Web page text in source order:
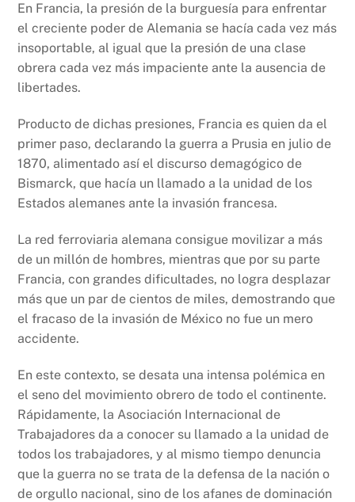
En Francia, la presión de la burguesía para enfrentar
el creciente poder de Alemania se hacía cada vez más
insoportable, al igual que la presión de una clase
obrera cada vez más impaciente ante la ausencia de
libertades.
Producto de dichas presiones, Francia es quien da el
primer paso, declarando la guerra a Prusia en julio de
1870, alimentado así el discurso demagógico de
Bismarck, que hacía un llamado a la unidad de los
Estados alemanes ante la invasión francesa.
La red ferroviaria alemana consigue movilizar a más
de un millón de hombres, mientras que por su parte
Francia, con grandes dificultades, no logra desplazar
más que un par de cientos de miles, demostrando que
el fracaso de la invasión de México no fue un mero
accidente.
En este contexto, se desata una intensa polémica en
el seno del movimiento obrero de todo el continente.
Rápidamente, la Asociación Internacional de
Trabajadores da a conocer su llamado a la unidad de
todos los trabajadores, y al mismo tiempo denuncia
que la guerra no se trata de la defensa de la nación o
de orgullo nacional, sino de los afanes de dominación